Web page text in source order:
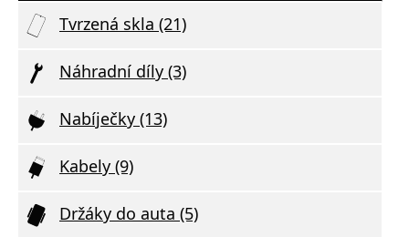
Tvrzená skla (21)
Náhradní díly (3)
Nabíječky (13)
Kabely (9)
Držáky do auta (5)